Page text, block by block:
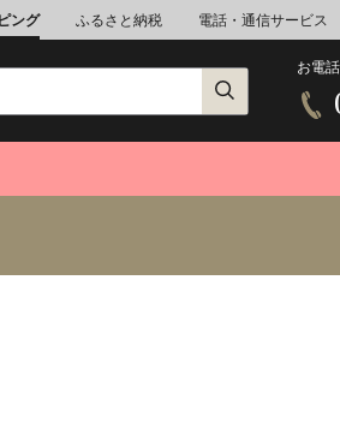
ング ふるさと納税 電話・通信サービス
お電